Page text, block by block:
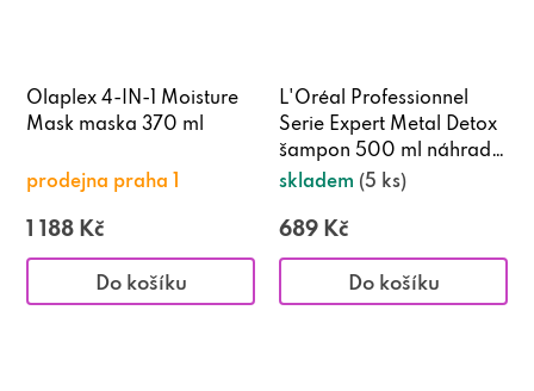
Olaplex 4-IN-1 Moisture
Mask maska 370 ml
prodejna praha 1
1 188 Kč
Do košíku
L'Oréal Professionnel
Serie Expert Metal Detox
šampon 500 ml náhradní
náplň
skladem (5 ks)
689 Kč
Do košíku